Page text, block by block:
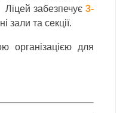
Ліцей забезпечує 3-
зали та секції.
організацією для